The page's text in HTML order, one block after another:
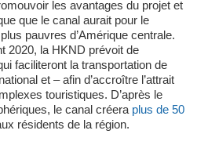
les avantages du projet et
que le canal aurait pour le
pauvres d’Amérique centrale.
2020, la HKND prévoit de
faciliteront la transportation de
et – afin d’accroître l’attrait
touristiques. D’après le
le canal créera plus de 50
résidents de la région.